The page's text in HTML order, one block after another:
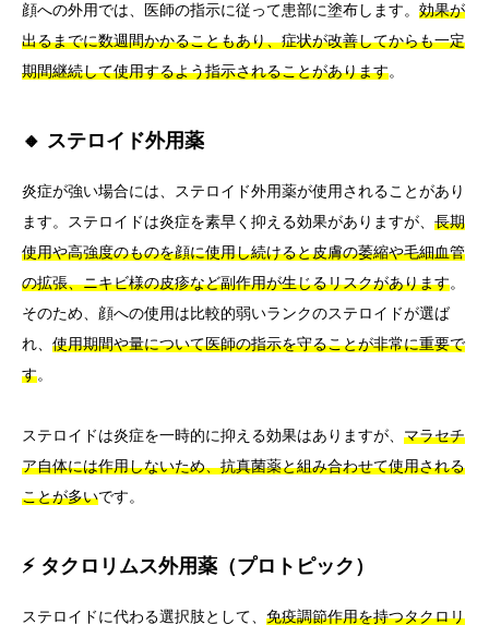
顔への外用では、医師の指示に従って患部に塗布します。 効果が
出るまでに数週間かかることもあり、症状が改善してからも一定
期間継続して使用するよう指示されることがあります。
🔸 ステロイド外用薬
炎症が強い場合には、ステロイド外用薬が使用されることがあり
ます。ステロイドは炎症を素早く抑える効果がありますが、 長期
使用や高強度のものを顔に使用し続けると皮膚の萎縮や毛細血管
の拡張、ニキビ様の皮疹など副作用が生じるリスクがあります。
そのため、顔への使用は比較的弱いランクのステロイドが選ば
れ、 使用期間や量について医師の指示を守ることが非常に重要で
す。
ステロイドは炎症を一時的に抑える効果はありますが、 マラセチ
ア自体には作用しないため、抗真菌薬と組み合わせて使用される
ことが多いです。
⚡ タクロリムス外用薬（プロトピック）
ステロイドに代わる選択肢として、 免疫調節作用を持つタクロリ